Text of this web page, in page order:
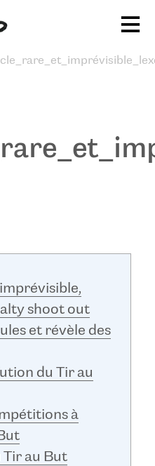
shoot out
et révèle des
du Tir au
à
Tir au But